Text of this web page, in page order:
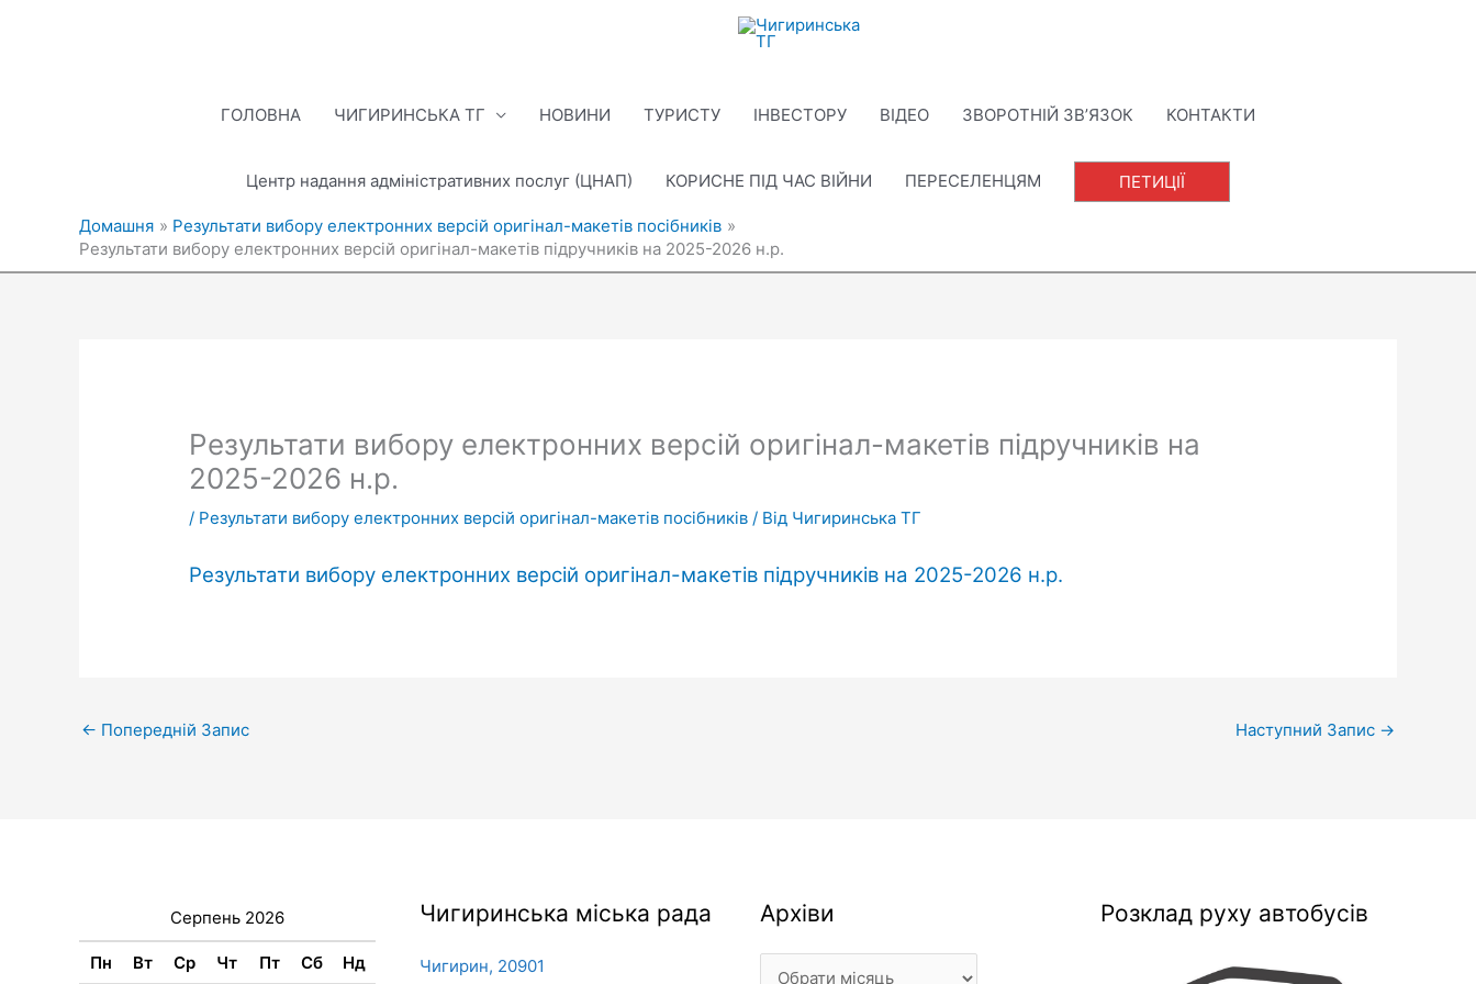
ГОЛОВНА ЧИГИРИНСЬКА ТГ НОВИНИ ТУРИСТУ ІНВЕСТОРУ ВІДЕО ЗВОРОТНІЙ ЗВ’ЯЗОК КОНТАКТИ
Центр надання адміністративних послуг (ЦНАП) КОРИСНЕ ПІД ЧАС ВІЙНИ ПЕРЕСЕЛЕНЦЯМ ПЕТИЦІЇ
Домашня
Результати вибору електронних версій оригінал-макетів посібників
Результати вибору електронних версій оригінал-макетів підручників на 2025-2026 н.р.
Результати вибору електронних версій оригінал-макетів підручників на
2025-2026 н.р.
/ Результати вибору електронних версій оригінал-макетів посібників / Від Чигиринська ТГ
Результати вибору електронних версій оригінал-макетів підручників на 2025-2026 н.р.
← Попередній Запис Наступний Запис →
Серпень 2026
Пн Вт Ср Чт Пт Сб Нд
Чигиринська міська рада
Чигирин, 20901
Архіви
Архіви Розклад руху автобусів